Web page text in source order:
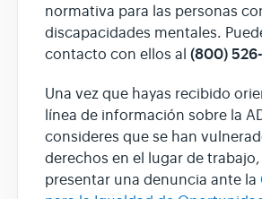
normativa para las personas
discapacidades mentales.
contacto con ellos al (800)
Una vez que hayas recibido
línea de información sobre la
consideres que se han
derechos en el lugar de
presentar una denuncia ante la